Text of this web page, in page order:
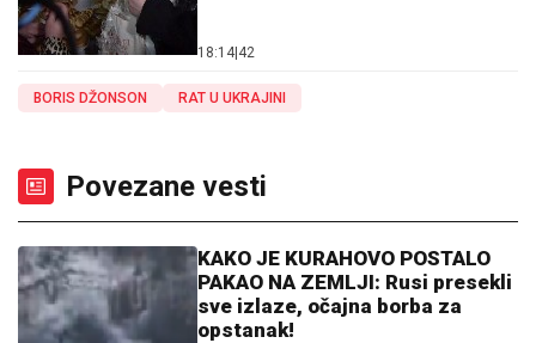
18:14 42
BORIS DŽONSON RAT U UKRAJINI
Povezane vesti
KAKO JE KURAHOVO POSTALO
PAKAO NA ZEMLJI: Rusi presekli
sve izlaze, očajna borba za
opstanak!